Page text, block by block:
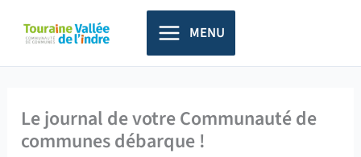
principal
MENU
Le journal de votre Communauté de
communes débarque !